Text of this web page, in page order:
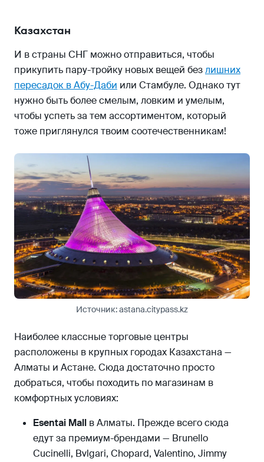
Казахстан
И в страны СНГ можно отправиться, чтобы
прикупить пару-тройку новых вещей безлишних
пересадок в Абу-Даби или Стамбуле. Однако тут
нужно быть более смелым, ловким и умелым,
чтобы успеть за тем ассортиментом, который
тоже приглянулся твоим соотечественникам!
Источник: astana.citypass.kz
Наиболее классные торговые центры
расположены в крупных городах Казахстана —
Алматы и Астане. Сюда достаточно просто
добраться, чтобы походить по магазинам в
комфортных условиях:
Esentai Mall в Алматы. Прежде всего сюда
едут за премиум-брендами — Brunello
Cucinelli, Bvlgari, Chopard, Valentino, Jimmy